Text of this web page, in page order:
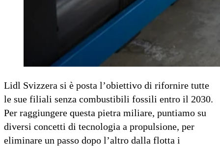
Lidl Svizzera si è posta l’obiettivo di rifornire tutte
le sue filiali senza combustibili fossili entro il 2030.
Per raggiungere questa pietra miliare, puntiamo su
diversi concetti di tecnologia a propulsione, per
eliminare un passo dopo l’altro dalla flotta i